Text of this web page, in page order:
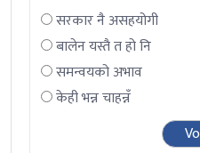
सरकार नै असहयोगी
बालेन यस्तै त हो नि
समन्वयको अभाव
केही भन्न चाहन्नँ